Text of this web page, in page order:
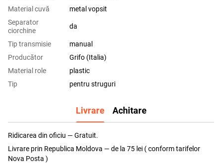
Material cuvă
metal vopsit
Separator
ciorchine
da
Tip transmisie
manual
Producător
Grifo (Italia)
Material role
plastic
Tip
pentru struguri
Livrare Achitare
Ridicarea din oficiu — Gratuit.
Livrare prin Republica Moldova — de la 75 lei ( conform tarifelor
Nova Posta )